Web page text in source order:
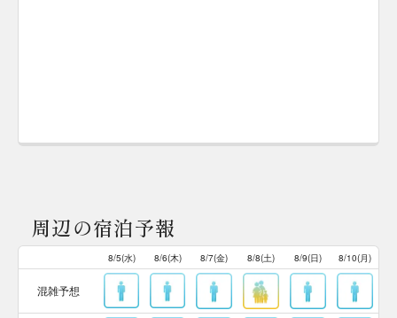
周辺の宿泊予報
8/5(水) 8/6(木) 8/7(金) 8/8(土) 8/9(日) 8/10(月)
混雑予想